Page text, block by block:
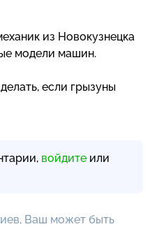
из Новокузнецка
модели машин.
если грызуны
войдите или
Ваш может быть